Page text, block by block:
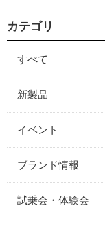
カテゴリ
すべて
新製品
イベント
ブランド情報
試乗会・体験会